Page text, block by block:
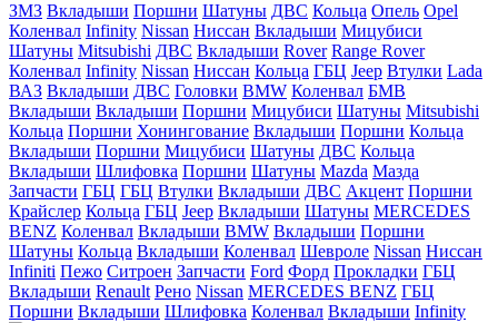
ЗМЗ Вкладыши Поршни Шатуны ДВС Кольца Опель Opel
Коленвал Infinity Nissan Ниссан Вкладыши Мицубиси
Шатуны Mitsubishi ДВС Вкладыши Rover Range Rover
Коленвал Infinity Nissan Ниссан Кольца ГБЦ Jeep Втулки Lada
ВАЗ Вкладыши ДВС Головки BMW Коленвал БМВ
Вкладыши Вкладыши Поршни Мицубиси Шатуны Mitsubishi
Кольца Поршни Хонингование Вкладыши Поршни Кольца
Вкладыши Поршни Мицубиси Шатуны ДВС Кольца
Вкладыши Шлифовка Поршни Шатуны Mazda Мазда
Запчасти ГБЦ ГБЦ Втулки Вкладыши ДВС Акцент Поршни
Крайслер Кольца ГБЦ Jeep Вкладыши Шатуны MERCEDES
BENZ Коленвал Вкладыши BMW Вкладыши Поршни
Шатуны Кольца Вкладыши Коленвал Шевроле Nissan Ниссан
Infiniti Пежо Ситроен Запчасти Ford Форд Прокладки ГБЦ
Вкладыши Renault Рено Nissan MERCEDES BENZ ГБЦ
Поршни Вкладыши Шлифовка Коленвал Вкладыши Infinity